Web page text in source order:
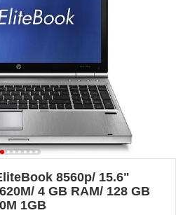
8560p/ 15.6"
4 GB RAM/ 128 GB
1GB